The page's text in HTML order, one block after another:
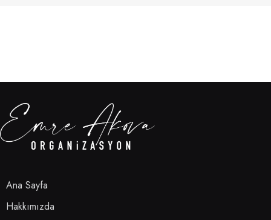
Ana Sayfa
Hakkımızda